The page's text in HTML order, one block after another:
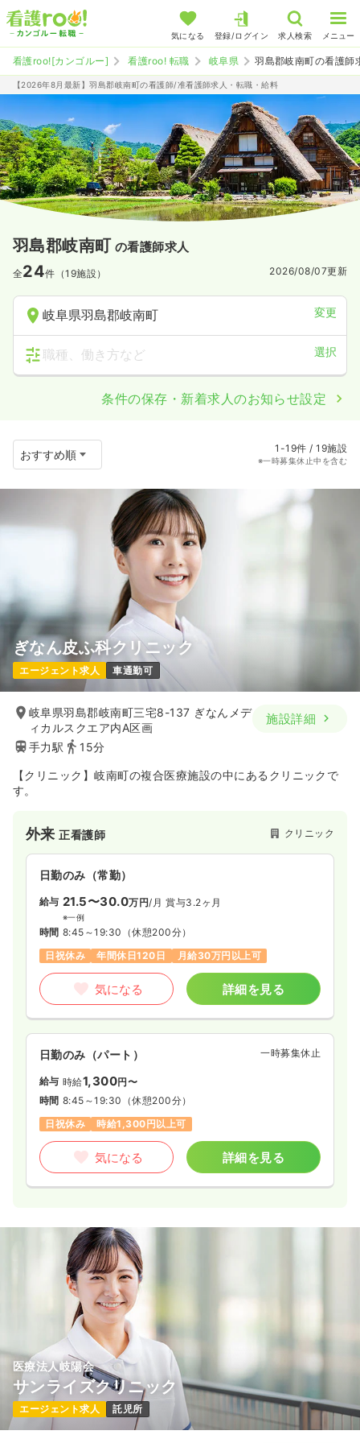
気になる 登録/ログイン 求人検索 メニュー
看護roo![カンゴルー] 看護roo! 転職 岐阜県 羽島郡岐南町の看護師
【2026年8月最新】羽島郡岐南町の看護師/准看護師求人・転職・給料
羽島郡岐南町 の看護師求人
全24件（19施設） 2026/08/07更新
岐阜県羽島郡岐南町 変更
職種、働き方など 選択
条件の保存・新着求人のお知らせ設定
1-19件 / 19施設
※一時募集休止中を含む
ぎなん皮ふ科クリニック
エージェント求人 車通勤可
岐阜県羽島郡岐南町三宅8-137 ぎなんメデ
ィカルスクエア内A区画
手力駅
15分
施設詳細
【クリニック】岐南町の複合医療施設の中にあるクリニックで
す。
外来正看護師 クリニック
日勤のみ（常勤）
給与 21.5〜30.0万円/月 賞与3.2ヶ月
※一例
時間 8:45～19:30 （休憩200分）
日祝休み
年間休日120日 月給30万円以上可
気になる 詳細を見る
日勤のみ（パート） 一時募集休止
給与 時給1,300円〜
時間 8:45～19:30 （休憩200分）
日祝休み
時給1,300円以上可
気になる 詳細を見る
医療法人岐陽会
サンライズクリニック
エージェント求人 託児所